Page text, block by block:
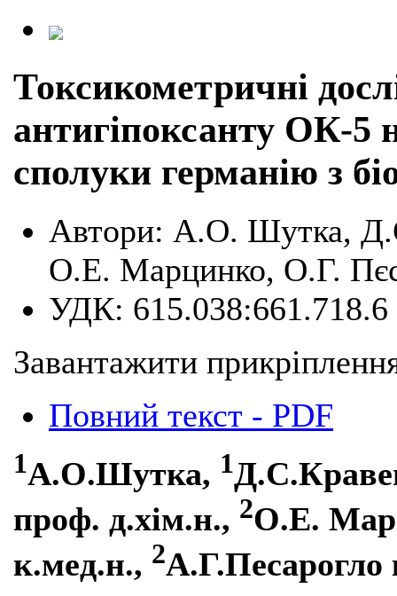
Токсикометричні
антигіпоксанту ОК-5
сполуки германію з
Автори: А.О. Шутка,
О.Е. Марцинко, О.Г.
УДК: 615.038:661.718.6
Завантажити
Повний текст - PDF
1А.О.Шутка, 1
проф. д.хім.н., 2О.Е.
к.мед.н., 2А.Г.Песарогло